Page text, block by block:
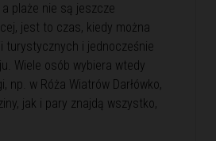
plaże nie są jeszcze
jest to czas, kiedy można
turystycznych i jednocześnie
Wiele osób wybiera wtedy
np. w Róża Wiatrów Darłówko,
jak i pary znajdą wszystko,